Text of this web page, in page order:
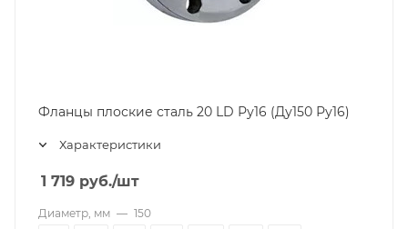
Фланцы плоские сталь 20 LD Ру16 (Ду150 Ру16)
Характеристики
1 719 руб./шт
Диаметр, мм — 150